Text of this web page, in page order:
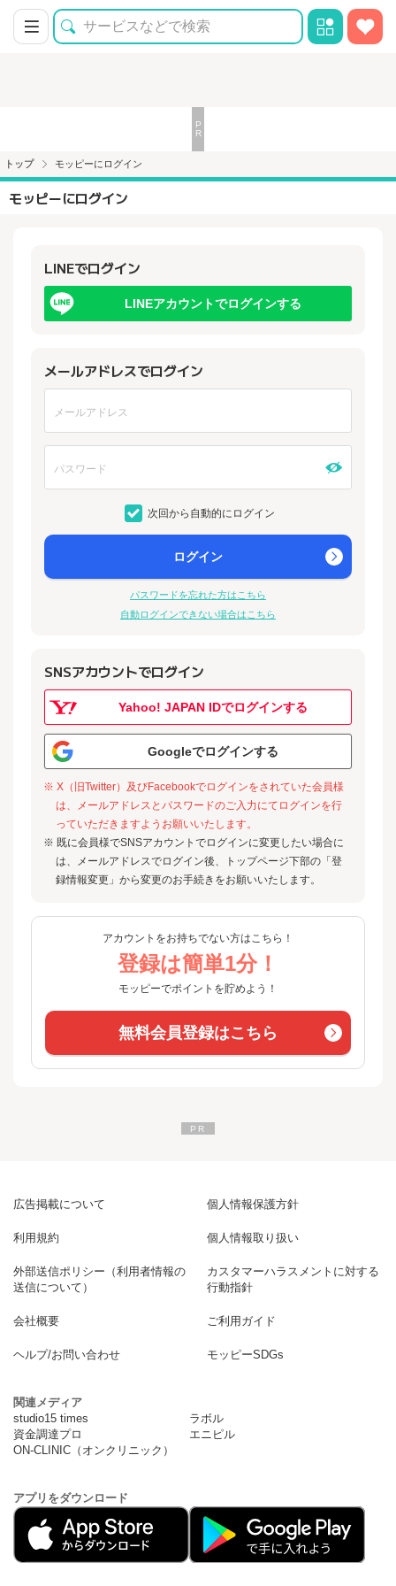
トップ モッピーにログイン
モッピーにログイン
LINEでログイン
LINEアカウントでログインする
メールアドレスでログイン
次回から自動的にログイン
ログイン
パスワードを忘れた方はこちら
自動ログインできない場合はこちら
SNSアカウントでログイン
Yahoo! JAPAN IDでログインする
Googleでログインする
※ X（旧Twitter）及びFacebookでログインをされていた会員様
は、メールアドレスとパスワードのご入力にてログインを行
っていただきますようお願いいたします。
※ 既に会員様でSNSアカウントでログインに変更したい場合に
は、メールアドレスでログイン後、トップページ下部の「登
録情報変更」から変更のお手続きをお願いいたします。
アカウントをお持ちでない方はこちら！
登録は簡単1分！
モッピーでポイントを貯めよう！
無料会員登録はこちら
広告掲載について 個人情報保護方針
利用規約 個人情報取り扱い
外部送信ポリシー（利用者情報の
送信について）
カスタマーハラスメントに対する
行動指針
会社概要 ご利用ガイド
ヘルプ/お問い合わせ モッピーSDGs
関連メディア
studio15 times
ラボル
資金調達プロ
エニピル
ON-CLINIC（オンクリニック）
アプリをダウンロード